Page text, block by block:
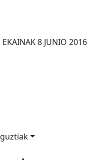
EKAINAK 8 JUNIO 2016